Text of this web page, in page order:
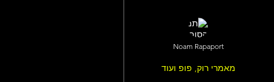
מאמרי רוק, פופ ועוד
Noam Rapaport